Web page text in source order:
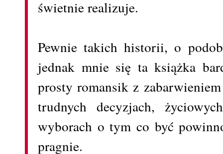
świetnie realizuje.
Pewnie takich historii, o
jednak mnie się ta książka
prosty romansik z
trudnych decyzjach,
wyborach o tym co być
pragnie.